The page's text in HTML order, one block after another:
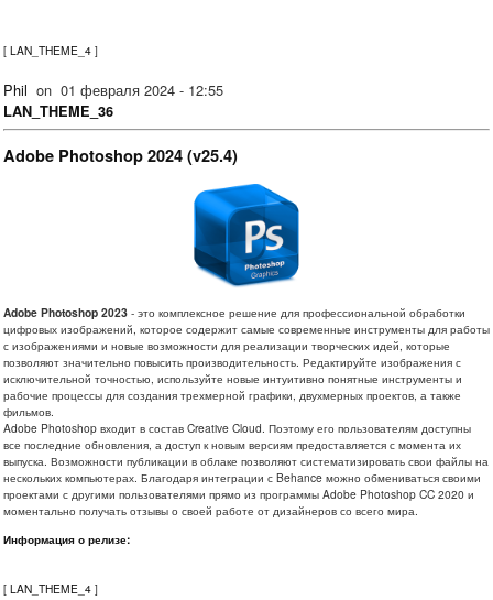
[ LAN_THEME_4 ]
Phil on 01 февраля 2024 - 12:55
LAN_THEME_36
Adobe Photoshop 2024 (v25.4)
Adobe Photoshop 2023 - это комплексное решение для профессиональной обработки
цифровых изображений, которое содержит самые современные инструменты для работы
с изображениями и новые возможности для реализации творческих идей, которые
позволяют значительно повысить производительность. Редактируйте изображения с
исключительной точностью, используйте новые интуитивно понятные инструменты и
рабочие процессы для создания трехмерной графики, двухмерных проектов, а также
фильмов.
Adobe Photoshop входит в состав Creative Cloud. Поэтому его пользователям доступны
все последние обновления, а доступ к новым версиям предоставляется с момента их
выпуска. Возможности публикации в облаке позволяют систематизировать свои файлы на
нескольких компьютерах. Благодаря интеграции с Behance можно обмениваться своими
проектами с другими пользователями прямо из программы Adobe Photoshop CC 2020 и
моментально получать отзывы о своей работе от дизайнеров со всего мира.
Информация о релизе:
[ LAN_THEME_4 ]